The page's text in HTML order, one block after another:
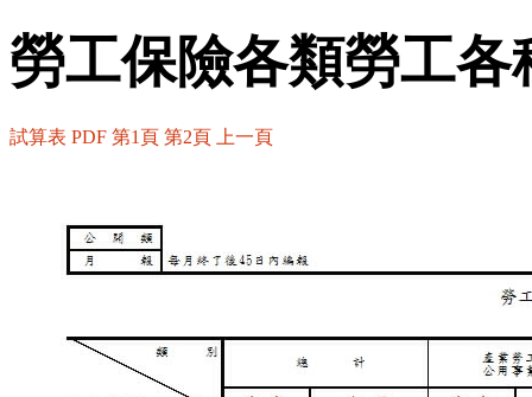
勞工保險各類勞工
試算表 PDF 第1頁 第2頁 上一頁